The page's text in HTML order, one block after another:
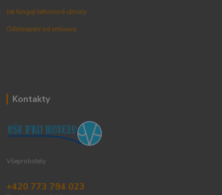
Jak fungují teflonové ubrusy
Odstoupení od smlouvy
Kontakty
Všeprohotely
+420 773 794 023